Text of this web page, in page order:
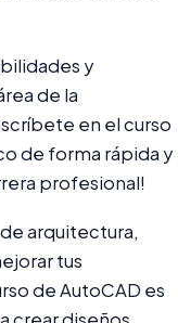
y
de la
en el curso
de forma rápida y
profesional!
arquitectura,
tus
de AutoCAD es